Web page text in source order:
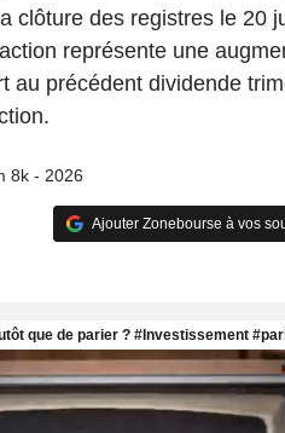
clôture des registres le 20
représente une
au précédent dividende
8k - 2026
Ajouter Zonebourse à vos